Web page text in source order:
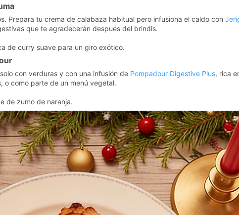
Prepara tu crema de calabaza habitual pero infusiona el caldo con
que te agradecerán después del brindis.
de curry suave para un giro exótico.
con verduras y con una infusión de Pompadour Digestive Plus, rica
o como parte de un menú vegetal.
de zumo de naranja.